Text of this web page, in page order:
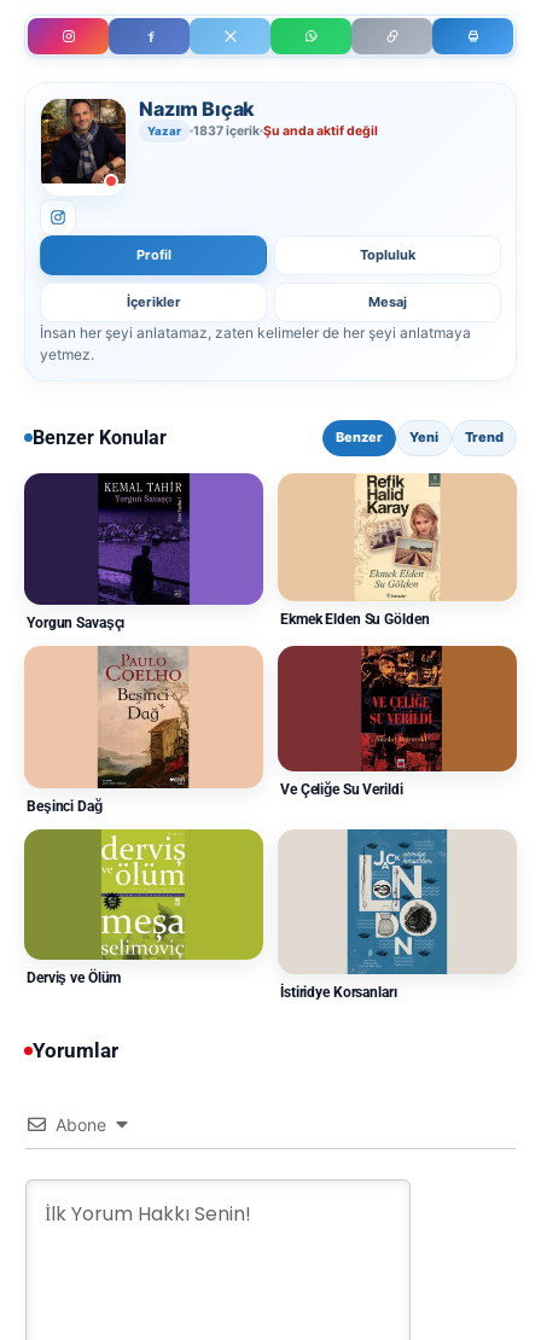
Nazım Bıçak
Yazar 1837 içerik Şu anda aktif değil
Profil Topluluk
İçerikler Mesaj
İnsan her şeyi anlatamaz, zaten kelimeler de her şeyi anlatmaya
yetmez.
Benzer Konular Benzer Yeni Trend
Yorgun Savaşçı Ekmek Elden Su Gölden
Beşinci Dağ
Ve Çeliğe Su Verildi
Derviş ve Ölüm
İstiridye Korsanları
Yorumlar
Abone